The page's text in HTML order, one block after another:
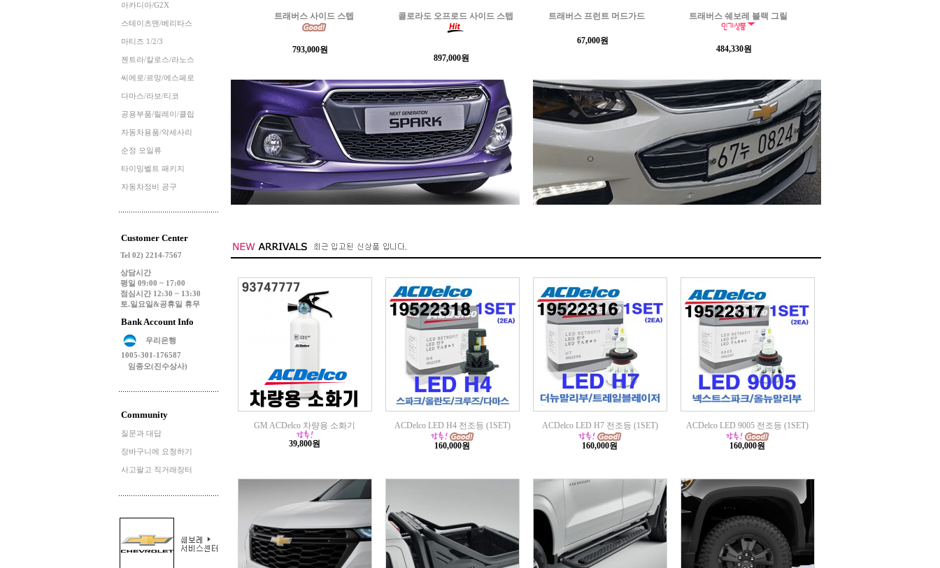
아카디아/G2X
스테이츠맨/베리타스
마티즈 1/2/3
젠트라/칼로스/라노스
씨에로/르망/에스페로
다마스/라보/티코
공용부품/릴레이/클립
자동차용품/악세사리
순정 오일류
타이밍벨트 패키지
자동차정비 공구
Customer Center
Tel 02) 2214-7567
상담시간
평일 09:00 ~ 17:00
점심시간 12:30 ~ 13:30
토.일요일&공휴일 휴무
Bank Account Info
우리은행
1005-301-176587
임종오(진수상사)
Community
질문과 대답
장바구니에 요청하기
사고팔고 직거래장터
콜로라도 오프로드 사이드 스텝 트래버스 프런트 머드가드 트래버스 쉐보레 블랙 그릴 콜로라도 레드 리커버리 훅
152,000원
GM ACDelco 차량용 소화기
39,800원
ACDelco LED H4 전조등 (1SET)
160,000원
ACDelco LED H7 전조등 (1SET)
160,000원
ACDelco LED 9005 전조등 (1SET)
160,000원